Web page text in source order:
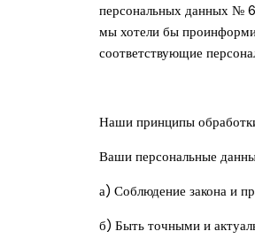
персональных данных №
мы хотели бы
соответствующие
Наши принципы
Ваши персональные
а) Соблюдение закона и
б) Быть точными и